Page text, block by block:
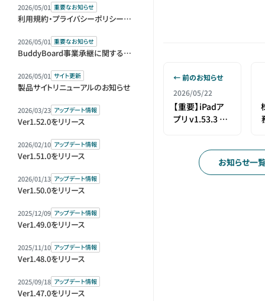
2026/05/01 重要なお知らせ
利用規約・プライバシーポリシー改定のお知らせ
2026/05/01 重要なお知らせ
BuddyBoard事業承継に関するお知らせ
2026/05/01 サイト更新
製品サイトリニューアルのお知らせ
2026/03/23 アップデート情報
Ver1.52.0をリリース
2026/02/10 アップデート情報
Ver1.51.0をリリース
2026/01/13 アップデート情報
Ver1.50.0をリリース
2025/12/09 アップデート情報
Ver1.49.0をリリース
2025/11/10 アップデート情報
Ver1.48.0をリリース
2025/09/18 アップデート情報
Ver1.47.0をリリース
← 前のお知らせ
2026/05/22
【重要】iPadア
プリ v1.53.3 リ
お知らせ一